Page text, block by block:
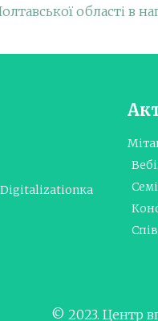
області в
Digitalizationка
© 2023. Центр